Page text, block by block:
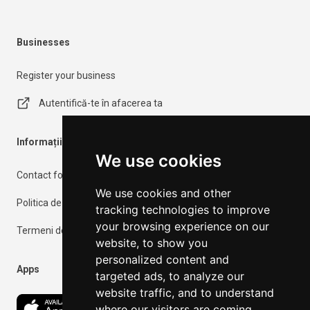
We use cookies
We use cookies and other
tracking technologies to improve
your browsing experience on our
website, to show you
personalized content and
targeted ads, to analyze our
website traffic, and to understand
Businesses
Register your business
Autentifică-te în afacerea ta
Informații importante
Contact form
Politica de confidențialitate
Termeni de utilizare
Apps